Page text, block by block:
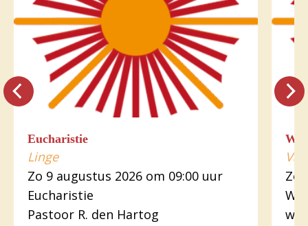
Eucharistie
Linge
Zo 9 augustus 2026 om 09:00 uur
Eucharistie
Pastoor R. den Hartog
Zo